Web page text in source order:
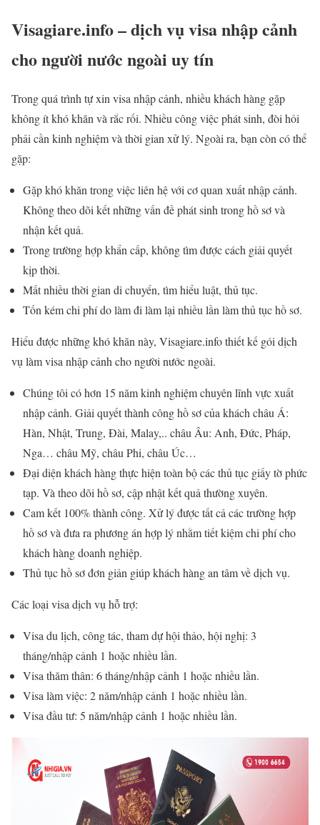
Visagiare.info – dịch vụ visa nhập cảnh
cho người nước ngoài uy tín
Trong quá trình tự xin visa nhập cảnh, nhiều khách hàng gặp
không ít khó khăn và rắc rối. Nhiều công việc phát sinh, đòi hỏi
phải cần kinh nghiệm và thời gian xử lý. Ngoài ra, bạn còn có thể
gặp:
Gặp khó khăn trong việc liên hệ với cơ quan xuất nhập cảnh.
Không theo dõi kết những vấn đề phát sinh trong hồ sơ và
nhận kết quả.
Trong trường hợp khẩn cấp, không tìm được cách giải quyết
kịp thời.
Mất nhiều thời gian di chuyển, tìm hiểu luật, thủ tục.
Tốn kém chi phí do làm đi làm lại nhiều lần làm thủ tục hồ sơ.
Hiểu được những khó khăn này, Visagiare.info thiết kế gói dịch
vụ làm visa nhập cảnh cho người nước ngoài.
Chúng tôi có hơn 15 năm kinh nghiệm chuyên lĩnh vực xuất
nhập cảnh. Giải quyết thành công hồ sơ của khách châu Á:
Hàn, Nhật, Trung, Đài, Malay,.. châu Âu: Anh, Đức, Pháp,
Nga… châu Mỹ, châu Phi, châu Úc…
Đại diện khách hàng thực hiện toàn bộ các thủ tục giấy tờ phức
tạp. Và theo dõi hồ sơ, cập nhật kết quả thường xuyên.
Cam kết 100% thành công. Xử lý được tất cả các trường hợp
hồ sơ và đưa ra phương án hợp lý nhằm tiết kiệm chi phí cho
khách hàng doanh nghiệp.
Thủ tục hồ sơ đơn giản giúp khách hàng an tâm về dịch vụ.
Các loại visa dịch vụ hỗ trợ:
Visa du lịch, công tác, tham dự hội thảo, hội nghị: 3
tháng/nhập cảnh 1 hoặc nhiều lần.
Visa thăm thân: 6 tháng/nhập cảnh 1 hoặc nhiều lần.
Visa làm việc: 2 năm/nhập cảnh 1 hoặc nhiều lần.
Visa đầu tư: 5 năm/nhập cảnh 1 hoặc nhiều lần.